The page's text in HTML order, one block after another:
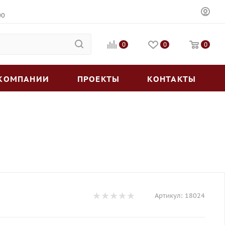
0 0 0
ПРОЕКТЫ КОНТАКТЫ
Артикул: 18024